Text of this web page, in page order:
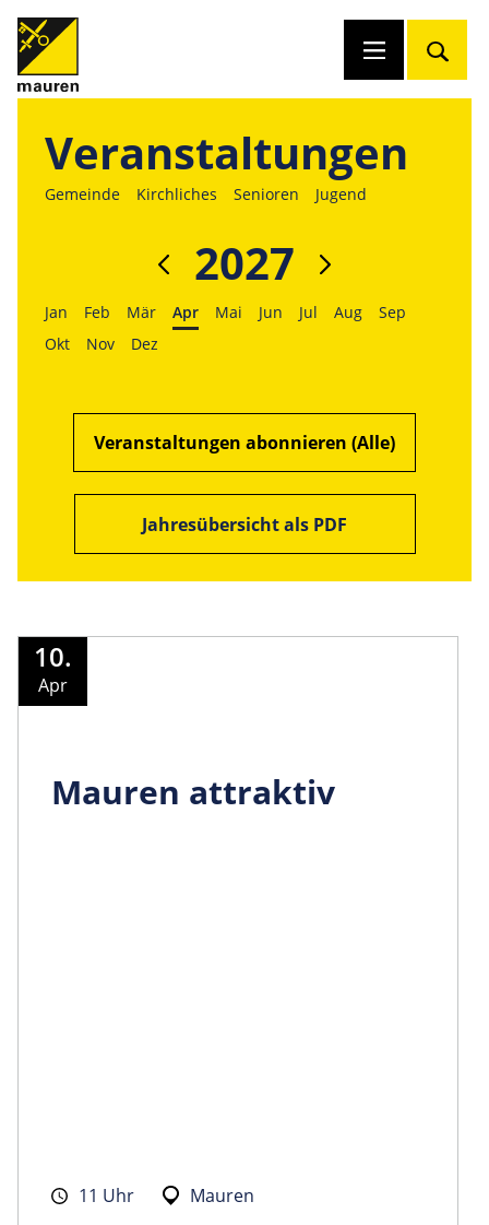
Veranstaltungen
Gemeinde Kirchliches Senioren Jugend
2027
Jan Feb Mär Apr Mai Jun Jul Aug
Sep
Okt
Nov Dez
Veranstaltungen abonnieren (Alle)
Jahresübersicht als PDF
10.
Apr
Mauren attraktiv
11 Uhr Mauren